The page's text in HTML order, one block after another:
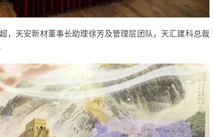
，天安新材董事长助理徐芳及管理层团队，天汇建科总裁